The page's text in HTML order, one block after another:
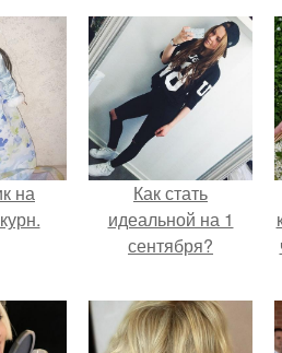
на
Как стать
идеальной на 1
сентября?